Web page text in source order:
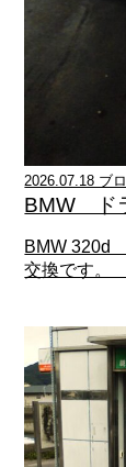
2026.07.18 ブ
BMW ド
BMW 320d
交換です。